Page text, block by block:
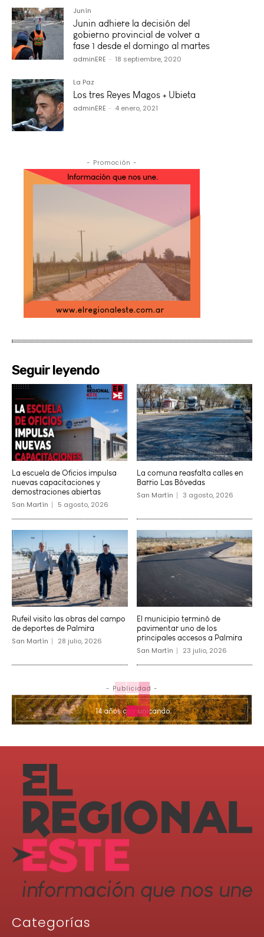
Junín
Junin adhiere la decisión del
gobierno provincial de volver a
fase 1 desde el domingo al martes
adminERE - 18 septiembre, 2020
La Paz
Los tres Reyes Magos + Ubieta
adminERE - 4 enero, 2021
- Promoción -
Seguir leyendo
La escuela de Oficios impulsa
nuevas capacitaciones y
demostraciones abiertas
San Martín 5 agosto, 2026
La comuna reasfalta calles en
Barrio Las Bóvedas
San Martín 3 agosto, 2026
Rufeil visito las obras del campo
de deportes de Palmira
San Martín 28 julio, 2026
El municipio terminó de
pavimentar uno de los
principales accesos a Palmira
San Martín 23 julio, 2026
- Publicidad -
Categorías